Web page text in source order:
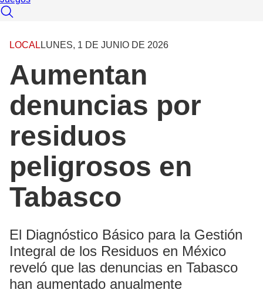
LOCAL LUNES, 1 DE JUNIO DE 2026
Aumentan
denuncias por
residuos
peligrosos en
Tabasco
El Diagnóstico Básico para la Gestión
Integral de los Residuos en México
reveló que las denuncias en Tabasco
han aumentado anualmente